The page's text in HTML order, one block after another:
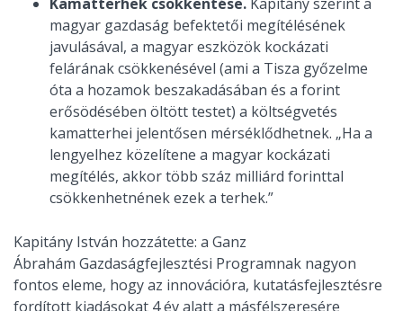
magyar gazdaság befektetői megítélésének
javulásával, a magyar eszközök kockázati
felárának csökkenésével (ami a Tisza győzelme
óta a hozamok beszakadásában és a forint
erősödésében öltött testet) a költségvetés
kamatterhei jelentősen mérséklődhetnek. „Ha a
lengyelhez közelítene a magyar kockázati
megítélés, akkor több száz milliárd forinttal
csökkenhetnének ezek a terhek.”
Kapitány István hozzátette: a Ganz
Ábrahám Gazdaságfejlesztési Programnak nagyon
fontos eleme, hogy az innovációra, kutatásfejlesztésre
fordított kiadásokat 4 év alatt a másfélszeresére